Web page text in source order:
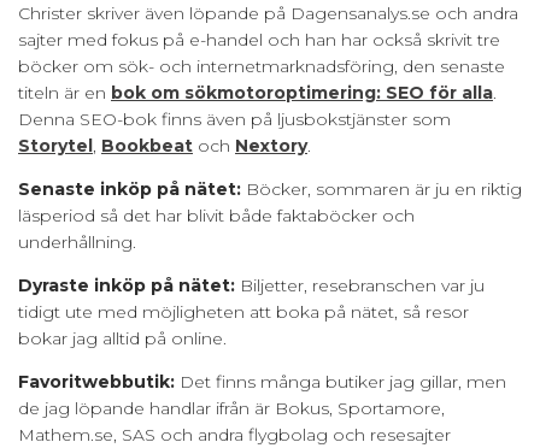
Christer skriver även löpande på Dagensanalys.se och andra
sajter med fokus på e-handel och han har också skrivit tre
böcker om sök- och internetmarknadsföring, den senaste
titeln är en bok om sökmotoroptimering: SEO för alla.
Denna SEO-bok finns även på ljusbokstjänster som
Storytel, Bookbeat och Nextory.
Senaste inköp på nätet: Böcker, sommaren är ju en riktig
läsperiod så det har blivit både faktaböcker och
underhållning.
Dyraste inköp på nätet: Biljetter, resebranschen var ju
tidigt ute med möjligheten att boka på nätet, så resor
bokar jag alltid på online.
Favoritwebbutik: Det finns många butiker jag gillar, men
de jag löpande handlar ifrån är Bokus, Sportamore,
Mathem.se, SAS och andra flygbolag och resesajter